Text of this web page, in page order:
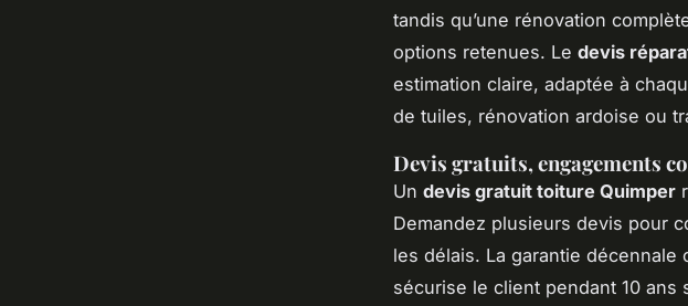
tandis qu’une rénovation
options retenues. Le devis
estimation claire, adaptée à
de tuiles, rénovation ardoise ou
Devis gratuits, engagements
Un devis gratuit toiture Quimper
Demandez plusieurs devis pour
les délais. La garantie décennale
sécurise le client pendant 10